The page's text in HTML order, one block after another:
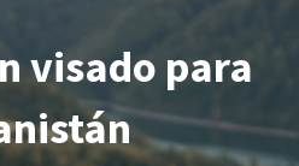
visado para